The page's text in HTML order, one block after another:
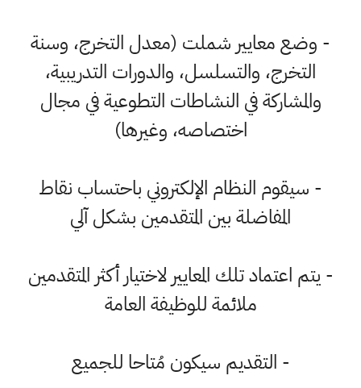
- وضع معايير شملت (معدل التخرج، وسنة
التخرج، والتسلسل، والدورات التدريبية،
والمشاركة في النشاطات التطوعية في مجال
اختصاصه، وغيرها)
- سيقوم النظام الإلكتروني باحتساب نقاط
المفاضلة بين المتقدمين بشكل آلي
- يتم اعتماد تلك المعايير لاختيار أكثر المتقدمين
ملائمة للوظيفة العامة
- التقديم سيكون مُتاحا للجميع